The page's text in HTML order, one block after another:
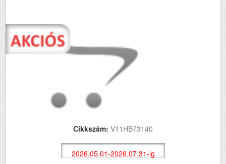
Cikkszám: V11HB73140
2026.05.01-2026.07.31-ig